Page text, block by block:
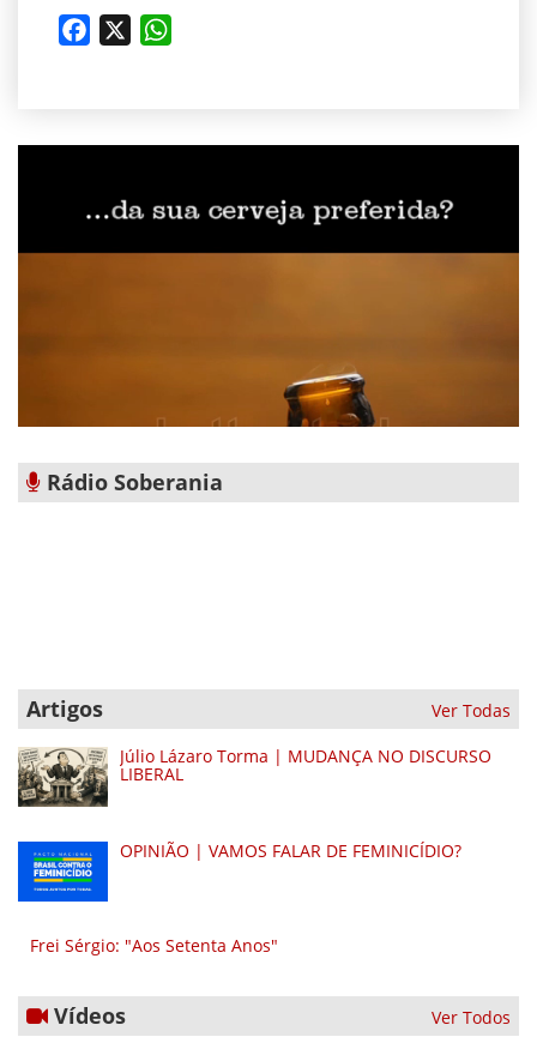
Facebook
Rádio Soberania
Artigos Ver Todas
Júlio Lázaro Torma | MUDANÇA NO DISCURSO
LIBERAL
OPINIÃO | VAMOS FALAR DE FEMINICÍDIO?
Frei Sérgio: "Aos Setenta Anos"
Vídeos
Ver Todos